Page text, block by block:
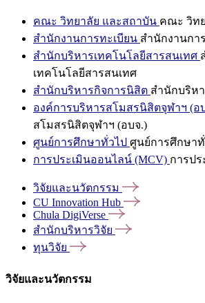
คณะ วิทยาลัย และสถาบัน คณะ วิท
สำนักงานการทะเบียน สำนักงานกา
สำนักบริหารเทคโนโลยีสารสนเทศ
เทคโนโลยีสารสนเทศ
สำนักบริหารกิจการนิสิต สำนักบริห
องค์การบริหารสโมสรนิสิตจุฬาฯ (อ
สโมสรนิสิตจุฬาฯ (อบจ.)
ศูนย์การศึกษาทั่วไป ศูนย์การศึกษาทั่
การประเมินออนไลน์ (MCV) การป
วิจัยและนวัตกรรม
CU Innovation Hub
Chula DigiVerse
สำนักบริหารวิจัย
ทุนวิจัย
วิจัยและนวัตกรรม